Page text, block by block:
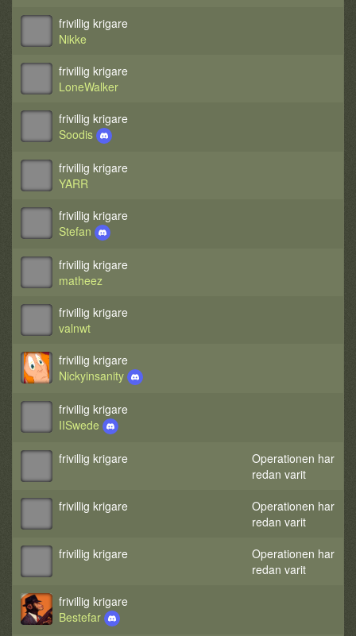
frivillig krigare
Nikke
frivillig krigare
LoneWalker
frivillig krigare
Soodis
frivillig krigare
YARR
frivillig krigare
Stefan
frivillig krigare
matheez
frivillig krigare
valnwt
frivillig krigare
Nickyinsanity
frivillig krigare
IISwede
frivillig krigare
Operationen har
redan varit
frivillig krigare
Operationen har
redan varit
frivillig krigare
Operationen har
redan varit
frivillig krigare
Bestefar